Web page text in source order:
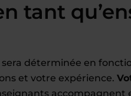
tant
déterminée en
et votre expérience.
accompagnent